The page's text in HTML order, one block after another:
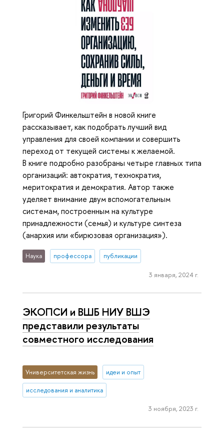
Григорий Финкельштейн в новой книге
рассказывает, как подобрать лучший вид
управления для своей компании и совершить
переход от текущей системы к желаемой.
В книге подробно разобраны четыре главных типа
организаций: автократия, технократия,
меритократия и демократия. Автор также
уделяет внимание двум вспомогательным
системам, построенным на культуре
принадлежности (семья) и культуре синтеза
(анархия или «бирюзовая организация»).
Наука профессора публикации
3 января, 2024 г.
ЭКОПСИ и ВШБ НИУ ВШЭ
представили результаты
совместного исследования
Университетская жизнь идеи и опыт
исследования и аналитика
3 ноября, 2023 г.